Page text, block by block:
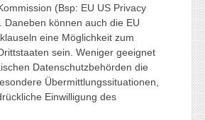
(Bsp: EU US Privacy
Daneben können auch die EU
eine Möglichkeit zum
sein. Weniger geeignet
Datenschutzbehörden die
Übermittlungssituationen,
Einwilligung des